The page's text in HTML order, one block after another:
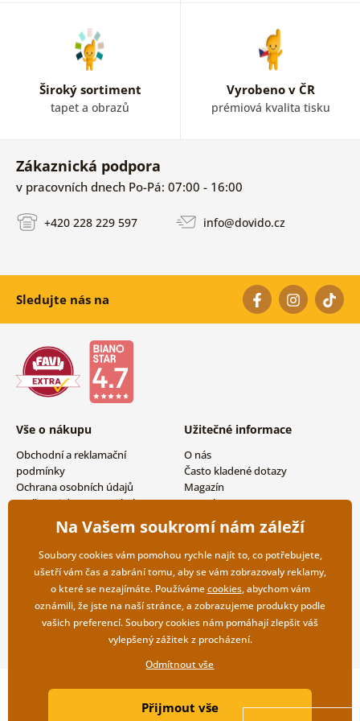
Široký sortiment
tapet a obrazů
Vyrobeno v ČR
prémiová kvalita tisku
Zákaznická podpora
v pracovních dnech Po-Pá: 07:00 - 16:00
+420 228 229 597 info@dovido.cz
Sledujte nás na
Vše o nákupu
Obchodní a reklamační
podmínky
Ochrana osobních údajů
Možnosti dopravy a platby
Vrácení zboží
Užitečné informace
O nás
Často kladené dotazy
Magazín
Kontakty
Velkoobchodní spolupráce
Copyright ©2019 © Dovido.cz.
Litvanyi.sk| E-shop vytvořila
Na Vašem soukromí nám záleží
Soubory cookies vám pomohou rychle najít to, co potřebujete,
ušetří vám čas a zabrání tomu, aby se vám zobrazovaly reklamy,
o které se nezajímáte. Používámecookies, abychom vám
oznámili, že jste na naší stránce, a zobrazujeme produkty podle
vašich preferencí. Soubory cookies nám pomáhají zlepšit váš
vylepšený zážitek z procházení.
Odmítnout vše
Přijmout vše